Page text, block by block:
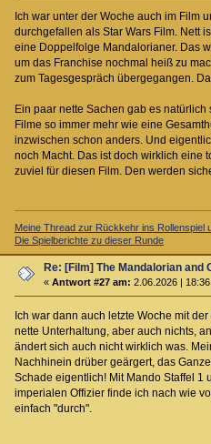
Ich war unter der Woche auch im Film
durchgefallen als Star Wars Film. Nett
eine Doppelfolge Mandalorianer. Das
um das Franchise nochmal heiß zu
zum Tagesgespräch übergegangen.
Ein paar nette Sachen gab es
Filme so immer mehr wie eine
inzwischen schon anders. Und
noch Macht. Das ist doch wirklich eine
zuviel für diesen Film. Den werden
Meine Thread zur Rückkehr ins
Die Spielberichte zu dieser Runde
Re: [Film] The Mandalorian and
«Antwort #27 am: 2.06.2026 |
Ich war dann auch letzte Woche mit
nette Unterhaltung, aber auch nichts,
ändert sich auch nicht wirklich was.
Nachhinein drüber geärgert, das
Schade eigentlich! Mit Mando Staffel 1
imperialen Offizier finde ich nach wie
einfach "durch".